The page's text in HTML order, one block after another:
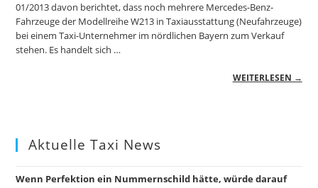
01/2013 davon berichtet, dass noch mehrere Mercedes-Benz-
Fahrzeuge der Modellreihe W213 in Taxiausstattung (Neufahrzeuge)
bei einem Taxi-Unternehmer im nördlichen Bayern zum Verkauf
stehen. Es handelt sich …
WEITERLESEN →
Aktuelle Taxi News
Wenn Perfektion ein Nummernschild hätte, würde darauf